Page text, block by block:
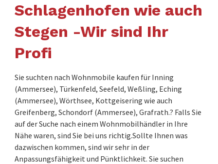
Schlagenhofen wie auch
Stegen -Wir sind Ihr
Profi
Sie suchten nach Wohnmobile kaufen für Inning
(Ammersee), Türkenfeld, Seefeld, Weßling, Eching
(Ammersee), Wörthsee, Kottgeisering wie auch
Greifenberg, Schondorf (Ammersee), Grafrath.? Falls Sie
auf der Suche nach einem Wohnmobilhändler in Ihre
Nähe waren, sind Sie bei uns richtig.Sollte Ihnen was
dazwischen kommen, sind wir sehr in der
Anpassungsfähigkeit und Pünktlichkeit. Sie suchen